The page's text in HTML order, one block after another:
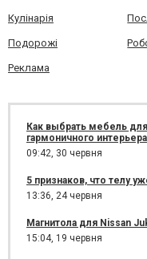
Кулінарія
Подорожі
Реклама
Как выбрать мебель
гармоничного интерьера
09:42, 30 червня
5 признаков, что телу
13:36, 24 червня
Магнитола для Nissan
15:04, 19 червня